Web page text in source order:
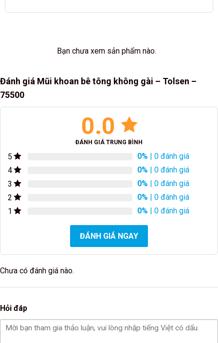
Bạn chưa xem sản phẩm nào.
Đánh giá Mũi khoan bê tông không gài – Tolsen –
75500
0.0
ĐÁNH GIÁ TRUNG BÌNH
5 0% | 0 đánh giá
4
0% | 0 đánh giá
3
0% | 0 đánh giá
2
0% | 0 đánh giá
1
0% | 0 đánh giá
ĐÁNH GIÁ NGAY
Chưa có đánh giá nào.
Hỏi đáp